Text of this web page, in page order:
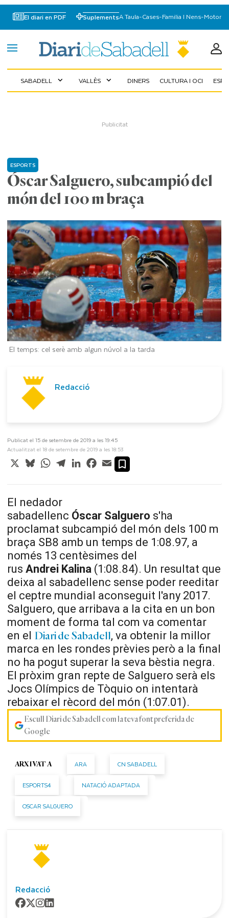
El diari en PDF SuplementsA Taula-Cases-Familia I Nens-Motor
SABADELL expand_more VALLÈS expand_more DINERS CULTURA I OCI
Óscar Salguero, subcampió del
món del 100 m braça
ESPORTS
El temps: cel serè amb algun núvol a la tarda
Redacció
Publicat el 15 de setembre de 2019 a les 19:45
Actualitzat el 18 de setembre de 2019 a les 18:53
X BlueskyWhatsApp
TelegramLinkedInFacebook
Email
El nedador
sabadellenc Óscar Salguero s'ha
proclamat subcampió del món dels 100 m
braça SB8 amb un temps de 1 :08.97, a
només 13 centèsimes del
rusAndrei Kalina (1:08.84). Un resultat que
deixa al sabadellenc sense poder reeditar
el ceptre mundial aconseguit l'any 2017.
Salguero, que arribava a la cita en un bon
moment de forma tal com va comentar
en el Diari de Sabadell, va obtenir la millor
marca en les rondes prèvies però a la final
no ha pogut superar la seva bèstia negra.
El pròxim gran repte de Salguero serà els
Jocs Olímpics de Tòquio on intentarà
rebaixar el rècord del món (1:07.01).
Escull Diari de Sabadell com la teva font preferida de
Google
ARXIVAT A ARA CN SABADELL
ESPORTS4 NATACIÓ ADAPTADA
OSCAR SALGUERO
Redacció